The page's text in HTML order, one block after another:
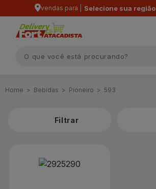
vendas para | Selecione sua região
Bebidas Pioneiro 593
Filtrar